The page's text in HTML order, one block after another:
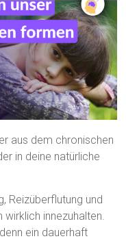
aus dem chronischen
in deine natürliche
Reizüberflutung und
innezuhalten.
ein dauerhaft